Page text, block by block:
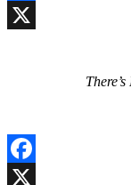
Facebook
Facebook